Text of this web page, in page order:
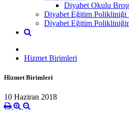
Diyabet Okulu
Diyabet Eğitim Polikliniği
Diyabet Eğitim
Hizmet Birimleri
Hizmet Birimleri
10 Haziran 2018